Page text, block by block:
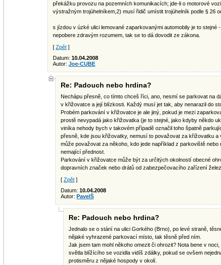
překážku provozu na pozemních komunikacích; jde-li o motorové
výstražným trojúhelníkem,2) musí řidič umístit trojúhelník podle § 26
s jízdou v úzké ulici lemované zaparkovanými automobily je to stejné
nepobere zdravým rozumem, tak se to dá dovodit ze zákona.
[ Zpět ]
Datum: 10.04.2008
Autor: Joe-CUBE
Re: Padouch nebo hrdina?
Nechápu přesně, co tímto chceš říci, ano, nesmí se parkovat na
v křižovatce a její blízkosti. Každý musí jet tak, aby nenarazil do
Probém parkování v křižovatce je ale jiný, pokud je mezi
prostě nevypadá jako křižovatka (je to stejné, jako kdyby někdo
viníka nehody bych v takovém případě označil toho špatně
přesně, kde jsou křižovatky, nemusí to považovat za křižovatku
může považovat za někoho, kdo jede například z parkoviště nebo
nemající přednost.
Parkování v křižovatce může být za určitých okolností obecné
dopravních značek nebo drátů od zabezpečovacího zařízení
[ Zpět ]
Datum: 10.04.2008
Autor: PavelŠ
Re: Padouch nebo hrdina?
Jednalo se o stání na ulici Gorkého (Brno), po levé straně,
nějaké vyhrazené parkovací místo, tak těsně před ním.
Jak jsem tam mohl někoho omezit či ohrozit? Nota bene v
světla blížícího se vozidla vidíš zdálky, pokud se ovšem
protisměru z nějaké hospody v okolí.